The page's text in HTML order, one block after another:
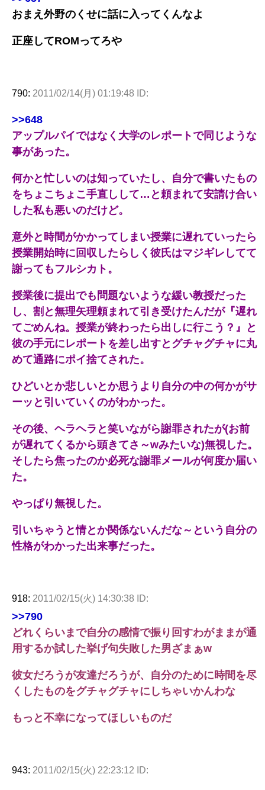
おまえ外野のくせに話に入ってくんなよ
正座してROMってろや
790: 2011/02/14(月) 01:19:48 ID:
>>648
アップルパイではなく大学のレポートで同じような
事があった。
何かと忙しいのは知っていたし、自分で書いたもの
をちょこちょこ手直しして…と頼まれて安請け合い
した私も悪いのだけど。
意外と時間がかかってしまい授業に遅れていったら
授業開始時に回収したらしく彼氏はマジギレしてて
謝ってもフルシカト。
授業後に提出でも問題ないような緩い教授だった
し、割と無理矢理頼まれて引き受けたんだが『遅れ
てごめんね。授業が終わったら出しに行こう？』と
彼の手元にレポートを差し出すとグチャグチャに丸
めて通路にポイ捨てされた。
ひどいとか悲しいとか思うより自分の中の何かがサ
ーッと引いていくのがわかった。
その後、ヘラヘラと笑いながら謝罪されたが(お前
が遅れてくるから頭きてさ～wみたいな)無視した。
そしたら焦ったのか必死な謝罪メールが何度か届い
た。
やっぱり無視した。
引いちゃうと情とか関係ないんだな～という自分の
性格がわかった出来事だった。
918: 2011/02/15(火) 14:30:38 ID:
>>790
どれくらいまで自分の感情で振り回すわがままが通
用するか試した挙げ句失敗した男ざまぁw
彼女だろうが友達だろうが、自分のために時間を尽
くしたものをグチャグチャにしちゃいかんわな
もっと不幸になってほしいものだ
943: 2011/02/15(火) 22:23:12 ID: